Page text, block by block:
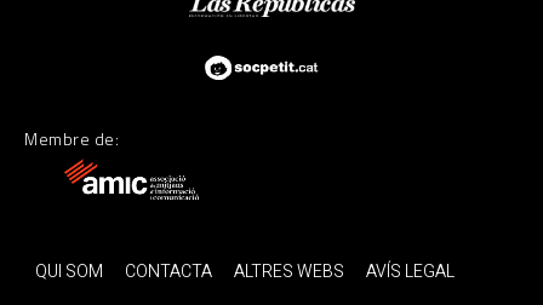
Membre de:
QUI SOM CONTACTA ALTRES WEBS AVÍS LEGAL